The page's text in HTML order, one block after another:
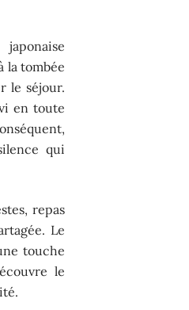
la tombée
le séjour.
en toute
qui
repas
Le
touche
le